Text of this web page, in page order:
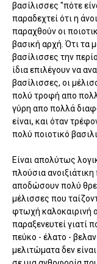
βασίλισσες "πότε
παραδεχτεί ότι η
παραχθούν οι
βασική αρχή. Ότι τα
βασίλισσες την
ίδια επιλέγουν να
βασίλισσες, οι
πολύ τροφή απο
γύρη απο πολλά
είναι, και όταν
πολύ ποιοτικό
Είναι απολύτως
πλούσια
αποδώσουν πολύ
μέλισσες που
φτωχή καλοκαιρινή
παραξενευτεί γιατί
πεύκο - έλατο -
μελιτώματα δεν